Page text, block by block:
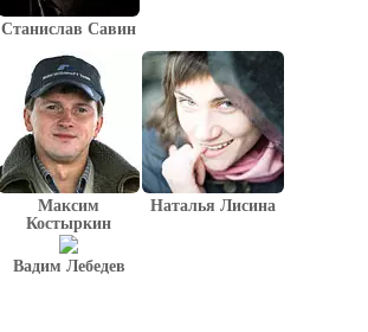
Станислав Савин
Максим
Костыркин
Наталья Лисина
Вадим Лебедев